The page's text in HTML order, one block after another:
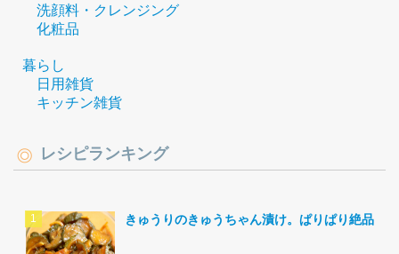
洗顔料・クレンジング
化粧品
暮らし
日用雑貨
キッチン雑貨
レシピランキング
きゅうりのきゅうちゃん漬け。ぱりぱり絶品。